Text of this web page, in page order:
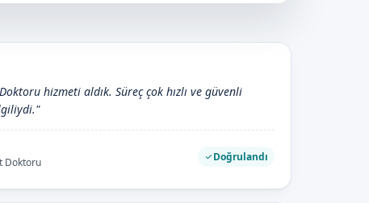
hizmeti aldık. Süreç çok hızlı ve güvenli
Doktoru Doğrulandı